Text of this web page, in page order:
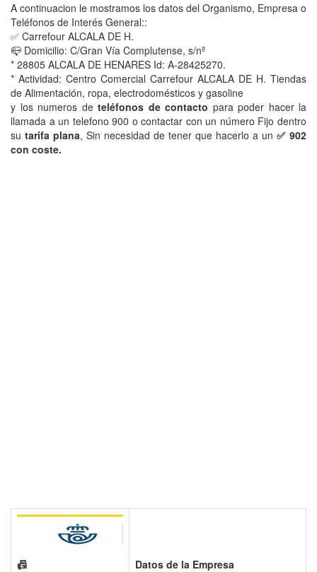
A continuacion le mostramos los datos del Organismo, Empresa o
Teléfonos de Interés General::
✅ Carrefour ALCALA DE H.
📪 Domicilio: C/Gran Vía Complutense, s/nº
* 28805 ALCALA DE HENARES Id: A-28425270.
* Actividad: Centro Comercial Carrefour ALCALA DE H. Tiendas
de Alimentación, ropa, electrodomésticos y gasoline
y los numeros de teléfonos de contacto para poder hacer la
llamada a un telefono 900 o contactar con un número Fijo dentro
su tarifa plana, Sin necesidad de tener que hacerlo a un ✅ 902
con coste.
📠 Datos de la Empresa